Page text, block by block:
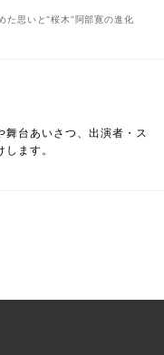
た思いと“桜木”阿部寛の進化
台あいさつ、出演者・ス
ます。